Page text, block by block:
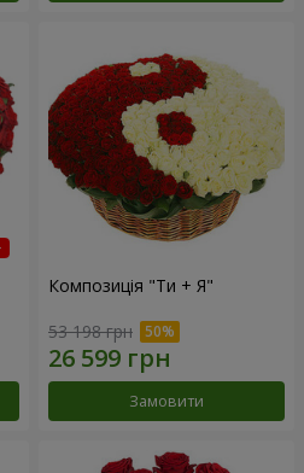
Композиція "Ти + Я"
53 198 грн
Замовити